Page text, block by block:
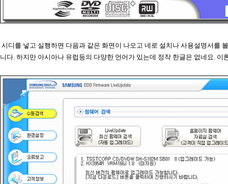
시디를 넣고 실행하면 다음과 같은 화면이 나오고 네로 설치나 사용설명서를
니다. 하지만 아시아나 유럽등의 다양한 언어가 있는데 정작 한글은 없네요. 이